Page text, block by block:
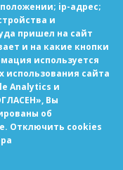
защищены
ip-адрес;
и
пришел на сайт
и на какие кнопки
используется
использования сайта
Analytics и
Вы
об
Отключить cookies